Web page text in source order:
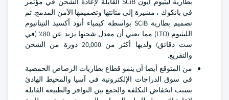
في بانكوك ، مشيرة إلى متانتها وتصميمها الآمن المدمج. تم
تصميم بطارية SCiB بواسطة كيمياء أنود أكسيد التيتانيوم
الليثيوم (LTO) مما يعني أن معدل شحنها يزيد عن 80٪ (في
ست دقائق) ولديها أكثر من 20,000 دورة من الشحن
والتفريغ.
من المتوقع أيضا أن ينمو قطاع بطاريات الرصاص الحمضية
في سوق الدراجات الإلكترونية في آسيا والمحيط الهادئ
بسبب انخفاض التكلفة والجمع بين التوافر والطبيعة القابلة